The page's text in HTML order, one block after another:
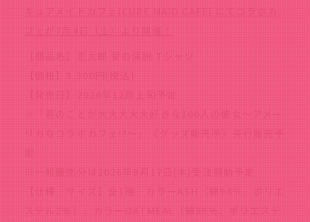
キュアメイドカフェ(CURE MAID CAFÉ) にてコラボカ
フェが7月4日（土）より開催！
【商品名】恋太郎 愛の演説 Tシャツ
【価格】3,300円(税込)
【発売日】2026年12月上旬予定
※「君のことが大大大大大好きな100人の彼女～アメー
リカなコラボカフェ!?～」《グッズ販売所》先行販売予
定
※一般販売分は2026年9月17日(木)受注開始予定
【仕様／サイズ】全1種／カラーASH（綿98％、ポリエ
ステル2％）、カラーOATMEAL（綿99%、ポリエステ